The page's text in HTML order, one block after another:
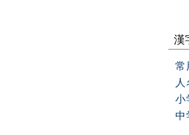
漢
常
小
中